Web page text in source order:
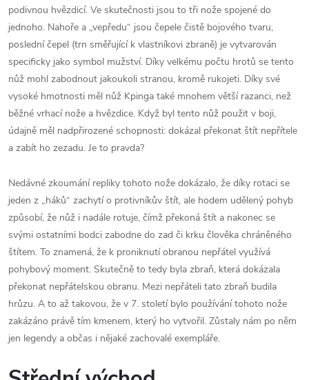
podivnou hvězdicí. Ve skutečnosti jsou to tři nože spojené do
jednoho. Nahoře a „vepředu“ jsou čepele čistě bojového tvaru,
poslední čepel (trn směřující k vlastníkovi zbraně) je vytvarován
specificky jako symbol mužství. Díky velkému počtu hrotů se tento
nůž mohl zabodnout jakoukoli stranou, kromě rukojeti. Díky své
vysoké hmotnosti měl nůž Kpinga také mnohem větší razanci, než
běžné vrhací nože a hvězdice. Když byl tento nůž použit v boji,
údajně měl nadpřirozené schopnosti: dokázal překonat štít nepřítele
a zabít ho zezadu. Je to pravda?
Nedávné zkoumání repliky tohoto nože dokázalo, že díky rotaci se
jeden z „háků“ zachytí o protivníkův štít, ale hodem udělený pohyb
způsobí, že nůž i nadále rotuje, čímž překoná štít a nakonec se
svými ostatními bodci zabodne do zad či krku člověka chráněného
štítem. To znamená, že k proniknutí obranou nepřátel využívá
pohybový moment. Skutečně to tedy byla zbraň, která dokázala
překonat nepřátelskou obranu. Mezi nepřáteli tato zbraň budila
hrůzu. A to až takovou, že v 7. století bylo používání tohoto nože
zakázáno právě tím kmenem, který ho vytvořil. Zůstaly nám po něm
jen legendy a občas i nějaké zachovalé exempláře.